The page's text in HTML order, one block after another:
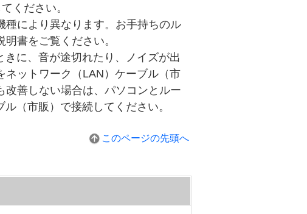
ください。
種により異なります。お手持ちのル
書をご覧ください。
に、音が途切れたり、ノイズが出
ネットワーク（LAN）ケーブル（市
善しない場合は、パソコンとルー
（市販）で接続してください。
このページの先頭へ